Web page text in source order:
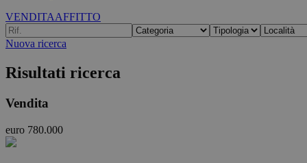
VENDITAAFFITTO
Nuova ricerca
Risultati ricerca
Vendita
euro 780.000